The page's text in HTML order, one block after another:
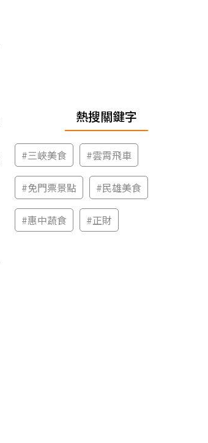
熱搜關鍵字
#三峽美食 #雲霄飛車
#免門票景點 #民雄美食
#惠中蔬食 #正財